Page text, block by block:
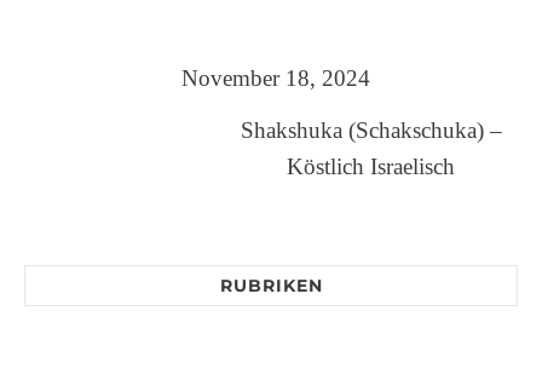
November 18, 2024
Shakshuka (Schakschuka) –
Köstlich Israelisch
RUBRIKEN